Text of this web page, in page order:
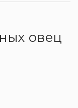
овец